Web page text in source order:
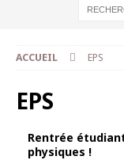
ACCUEIL EPS
EPS
Rentrée
physiques !